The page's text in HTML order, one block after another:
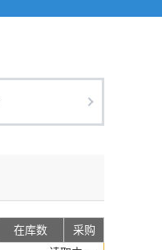
在库数
采购